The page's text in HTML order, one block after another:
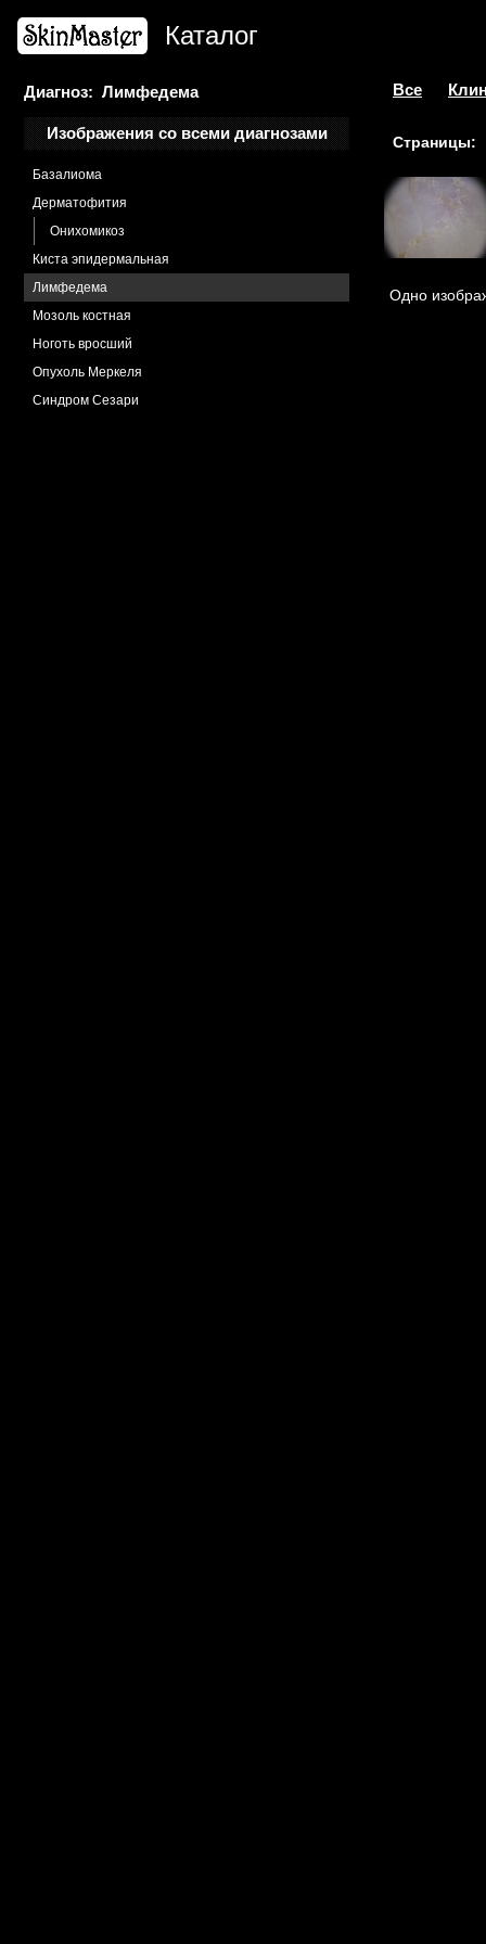
Каталог
Диагноз: Лимфедема
Изображения со всеми диагнозами
Базалиома
Дерматофития
Онихомикоз
Киста эпидермальная
Лимфедема
Мозоль костная
Ноготь вросший
Опухоль Меркеля
Синдром Сезари
Все
Страницы:
Одно